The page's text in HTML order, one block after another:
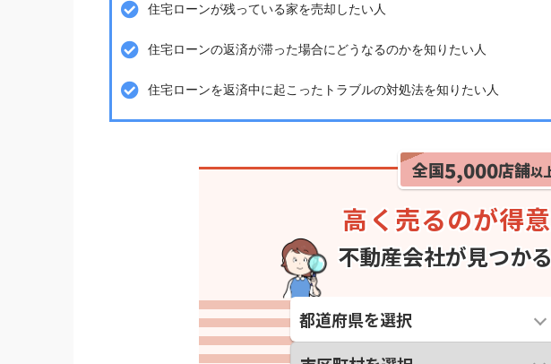
住宅ローンが残っている家を売却したい人
住宅ローンの返済が滞った場合にどうなるのかを知りたい人
住宅ローンを返済中に起こったトラブルの対処法を知りたい人